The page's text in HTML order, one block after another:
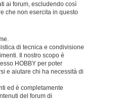
ai forum, escludendo così
che non esercita in questo
di tecnica e condivisione
Il nostro scopo è
HOBBY per poter
e aiutare chi ha necessità di
ed è completamente
del forum di